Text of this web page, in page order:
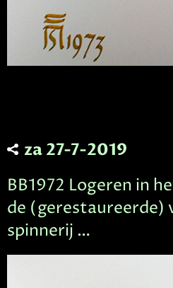
za 27-7-2019
BB1972 Logeren in
de (gerestaureerde)
spinnerij …